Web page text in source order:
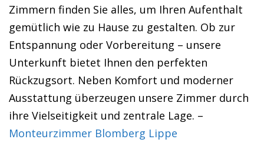
Zimmern finden Sie alles, um Ihren Aufenthalt
gemütlich wie zu Hause zu gestalten. Ob zur
Entspannung oder Vorbereitung – unsere
Unterkunft bietet Ihnen den perfekten
Rückzugsort. Neben Komfort und moderner
Ausstattung überzeugen unsere Zimmer durch
ihre Vielseitigkeit und zentrale Lage. –
Monteurzimmer Blomberg Lippe